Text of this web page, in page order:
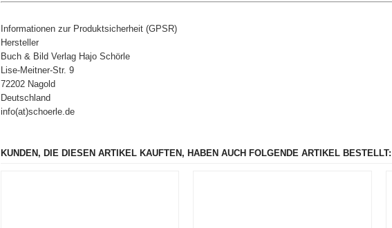
Informationen zur Produktsicherheit (GPSR)
Hersteller
Buch & Bild Verlag Hajo Schörle
Lise-Meitner-Str. 9
72202 Nagold
Deutschland
info(at)schoerle.de
KUNDEN, DIE DIESEN ARTIKEL KAUFTEN, HABEN AUCH FOLGENDE ARTIKEL BESTELLT: